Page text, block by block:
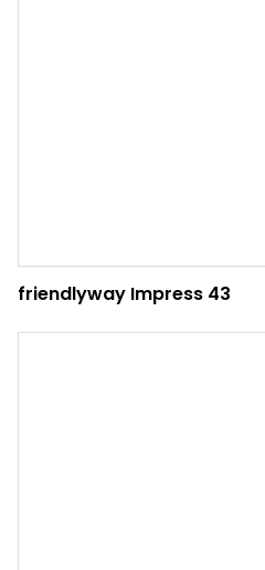
friendlyway Impress 43